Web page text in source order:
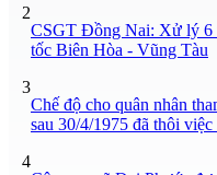
2
CSGT Đồng Nai: Xử lý 6
tốc Biên Hòa - Vũng Tàu
3
Chế độ cho quân nhân
sau 30/4/1975 đã thôi việc
4